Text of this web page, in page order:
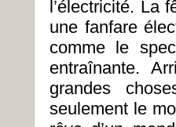
l’électricité. La
une fanfare
comme le
entraînante.
grandes
seulement le